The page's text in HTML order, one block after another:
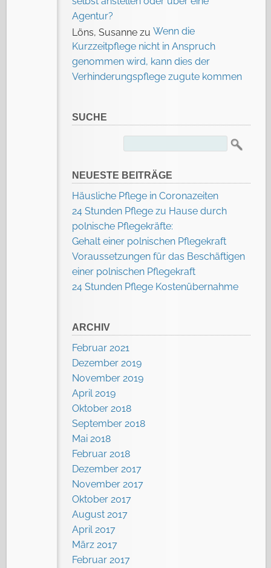
Agentur?
Löns, Susanne zu Wenn die
Kurzzeitpflege nicht in Anspruch
genommen wird, kann dies der
Verhinderungspflege zugute kommen
SUCHE
NEUESTE BEITRÄGE
Häusliche Pflege in Coronazeiten
24 Stunden Pflege zu Hause durch
polnische Pflegekräfte:
Gehalt einer polnischen Pflegekraft
Voraussetzungen für das Beschäftigen
einer polnischen Pflegekraft
24 Stunden Pflege Kostenübernahme
ARCHIV
Februar 2021
Dezember 2019
November 2019
April 2019
Oktober 2018
September 2018
Mai 2018
Februar 2018
Dezember 2017
November 2017
Oktober 2017
August 2017
April 2017
März 2017
Februar 2017